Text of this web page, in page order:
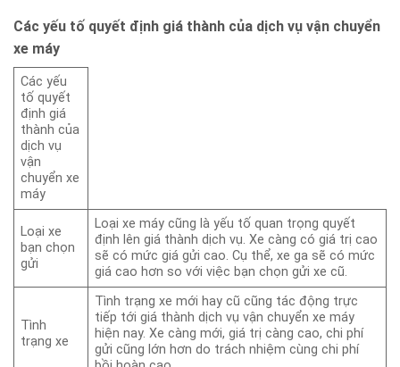
Các yếu tố quyết định giá thành của dịch vụ vận chuyển
xe máy
Các yếu
tố quyết
định giá
thành của
dịch vụ
vận
chuyển xe
máy
Loại xe
bạn chọn
gửi
Loại xe máy cũng là yếu tố quan trọng quyết
định lên giá thành dịch vụ. Xe càng có giá trị cao
sẽ có mức giá gửi cao. Cụ thể, xe ga sẽ có mức
giá cao hơn so với việc bạn chọn gửi xe cũ.
Tình
trạng xe
Tình trạng xe mới hay cũ cũng tác động trực
tiếp tới giá thành dịch vụ vận chuyển xe máy
hiện nay. Xe càng mới, giá trị càng cao, chi phí
gửi cũng lớn hơn do trách nhiệm cùng chi phí